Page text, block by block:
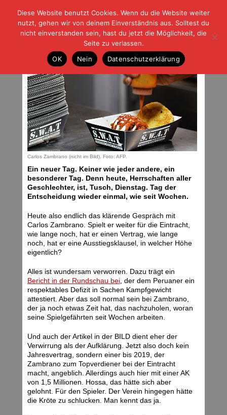
| | |BLOG-GFußball und der Rest
HOME|REGELN|IMPRESSUM |DATENSCHUTZ
Endlich wieder Dienstag
Dienstag, 28.07.15 | 06:03 Uhr
Carlos Zambrano (nicht im Bild). Foto: AFP.
Ein neuer Tag. Keiner wie jeder andere, ein
besonderer Tag. Denn heute, Herrschaften aller
Geschlechter, ist, Tusch, Dienstag. Tag der
Entscheidung wieder einmal, wie seit Wochen.
Heute also endlich das klärende Gespräch mit
Carlos Zambrano. Spielt er weiter für die Eintracht,
wie lange noch, hat er einen Vertrag, wie lange
noch, hat er eine Ausstiegsklausel, in welcher Höhe
eigentlich?
Alles ist wundersam verworren. Dazu trägt ein
Bericht in der Rundschau bei , der dem Peruaner ein
respektables Defizit in Sachen Kampfgewicht
attestiert. Aber das soll normal sein bei Zambrano,
der ja noch etwas Zeit hat, das nachzuholen, woran
seine Spielgefährten seit Wochen arbeiten.
Und auch der Artikel in der BILD dient eher der
Verwirrung als der Aufklärung. Jetzt also doch kein
Jahresvertrag, sondern einer bis 2019, der
Zambrano zum Topverdiener bei der Eintracht
macht, angeblich. Allerdings auch hier mit einer AK
von 1,5 Millionen. Hossa, das hätte sich aber
gelohnt. Für den Spieler. Der Verein hingegen hätte
die Kröte zu schlucken. Man kennt das ja.
Diese Website benutzt Cookies. Wenn du die Website weiter
nutzt, gehen wir von deinem Einverständnis aus. Solltest du
nicht einverstanden sein, hast du jetzt die Möglichkeit, die
Seite zu verlassen.
OK
Nein Datenschutzerklärung